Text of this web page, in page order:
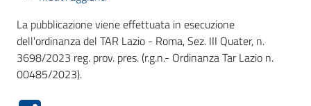
La pubblicazione viene effettuata in esecuzione
dell'ordinanza del TAR Lazio - Roma, Sez. III Quater, n.
3698/2023 reg. prov. pres. (r.g.n.- Ordinanza Tar Lazio n.
00485/2023).